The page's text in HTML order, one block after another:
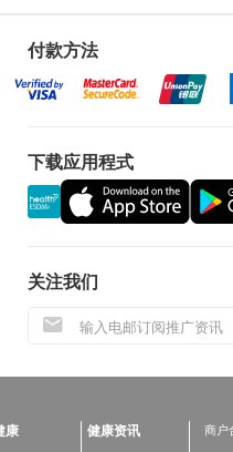
付款方法
下载应用程式
关注我们
康 健康资讯
商户